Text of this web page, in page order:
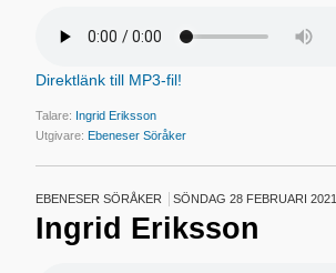
Direktlänk till MP3-fil!
Talare: Ingrid Eriksson
Utgivare:Ebeneser Söråker
EBENESER SÖRÅKER SÖNDAG 28 FEBRUARI 2021
Ingrid Eriksson